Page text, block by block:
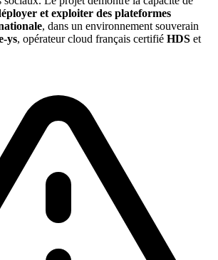
et exploiter des plateformes
, dans un environnement souverain
ys, opérateur cloud français certifié HDS et